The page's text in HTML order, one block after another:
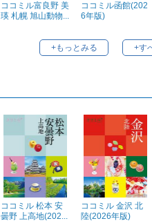
ココミル富良野 美
瑛 札幌 旭山動物...
ココミル函館(202
6年版)
+もっとみる +す
ココミル 松本 安
曇野 上高地(202...
ココミル 金沢 北
陸(2026年版)